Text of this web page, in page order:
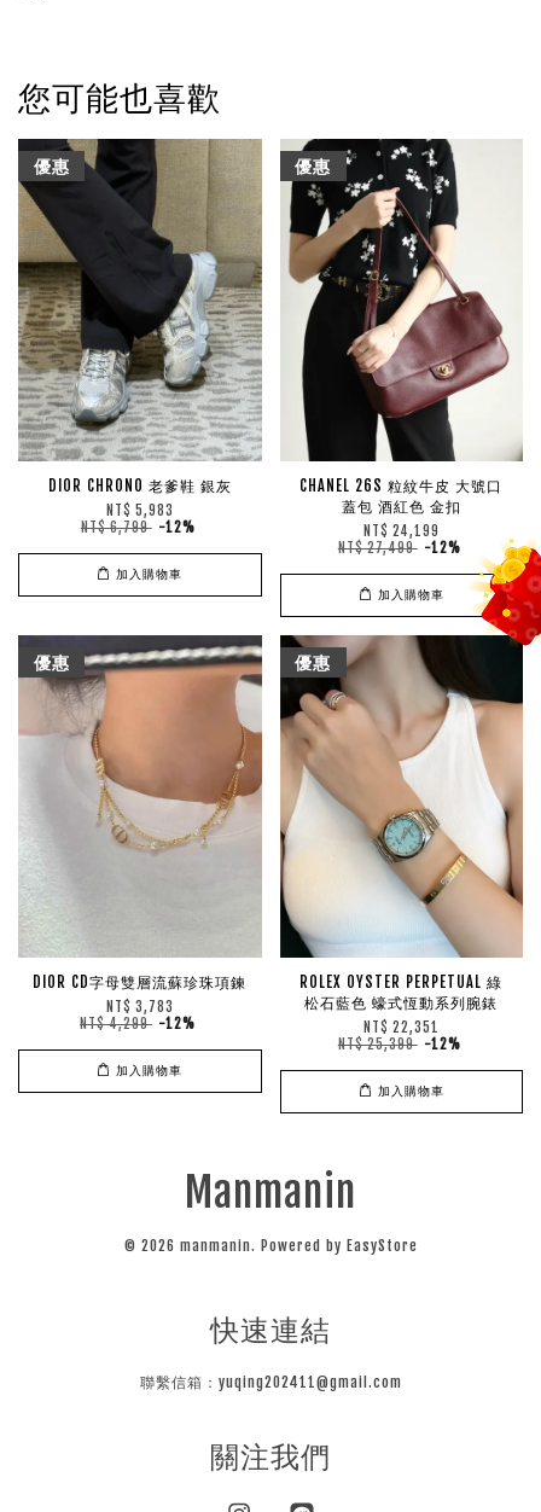
您可能也喜歡
優惠
DIOR CHRONO 老爹鞋 銀灰
NT$ 5,983
NT$ 6,799 -12%
加入購物車
優惠
CHANEL 26S 粒紋牛皮 大號口
蓋包 酒紅色 金扣
NT$ 24,199
NT$ 27,499 -12%
加入購物車
優惠
DIOR CD字母雙層流蘇珍珠項鍊
NT$ 3,783
NT$ 4,299 -12%
加入購物車
優惠
ROLEX OYSTER PERPETUAL 綠
松石藍色 蠔式恆動系列腕錶
NT$ 22,351
NT$ 25,399 -12%
加入購物車
Manmanin
© 2026 manmanin. Powered by EasyStore
快速連結
聯繫信箱：yuqing202411@gmail.com
關注我們